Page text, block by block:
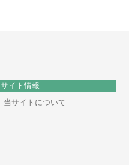
サイト情報
当サイトについて